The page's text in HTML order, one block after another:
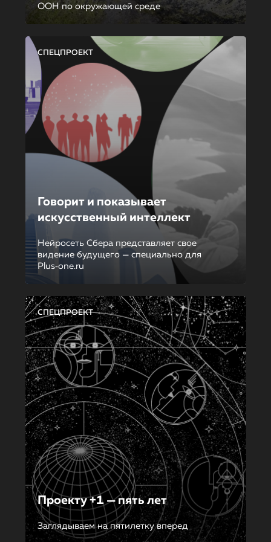
ООН по окружающей среде
СПЕЦПРОЕКТ
Говорит и показывает
искусственный интеллект
Нейросеть Сбера представляет свое
видение будущего — специально для
Plus‑one.ru
СПЕЦПРОЕКТ
Проекту +1 — пять лет
Заглядываем на пятилетку вперед